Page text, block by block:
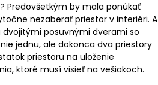
Predovšetkým by mala ponúkať
nezaberať priestor v interiéri. A
dvojitými posuvnými dverami so
jednu, ale dokonca dva priestory
priestoru na uloženie
ktoré musí visieť na vešiakoch.